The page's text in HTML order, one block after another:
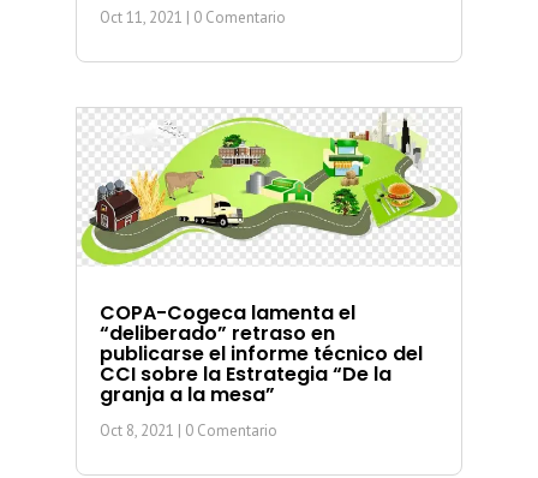
Oct 11, 2021 | 0 Comentario
COPA-Cogeca lamenta el
“deliberado” retraso en
publicarse el informe técnico del
CCI sobre la Estrategia “De la
granja a la mesa”
Oct 8, 2021 | 0 Comentario